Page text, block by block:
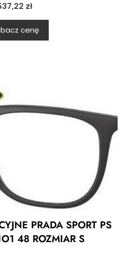
zł
cenę
PRADA SPORT PS
48 ROZMIAR S